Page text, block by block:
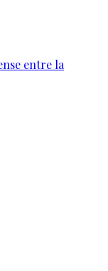
entre la